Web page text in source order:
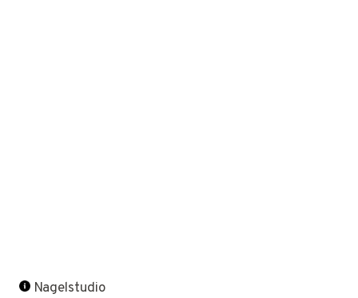
Nagelstudio